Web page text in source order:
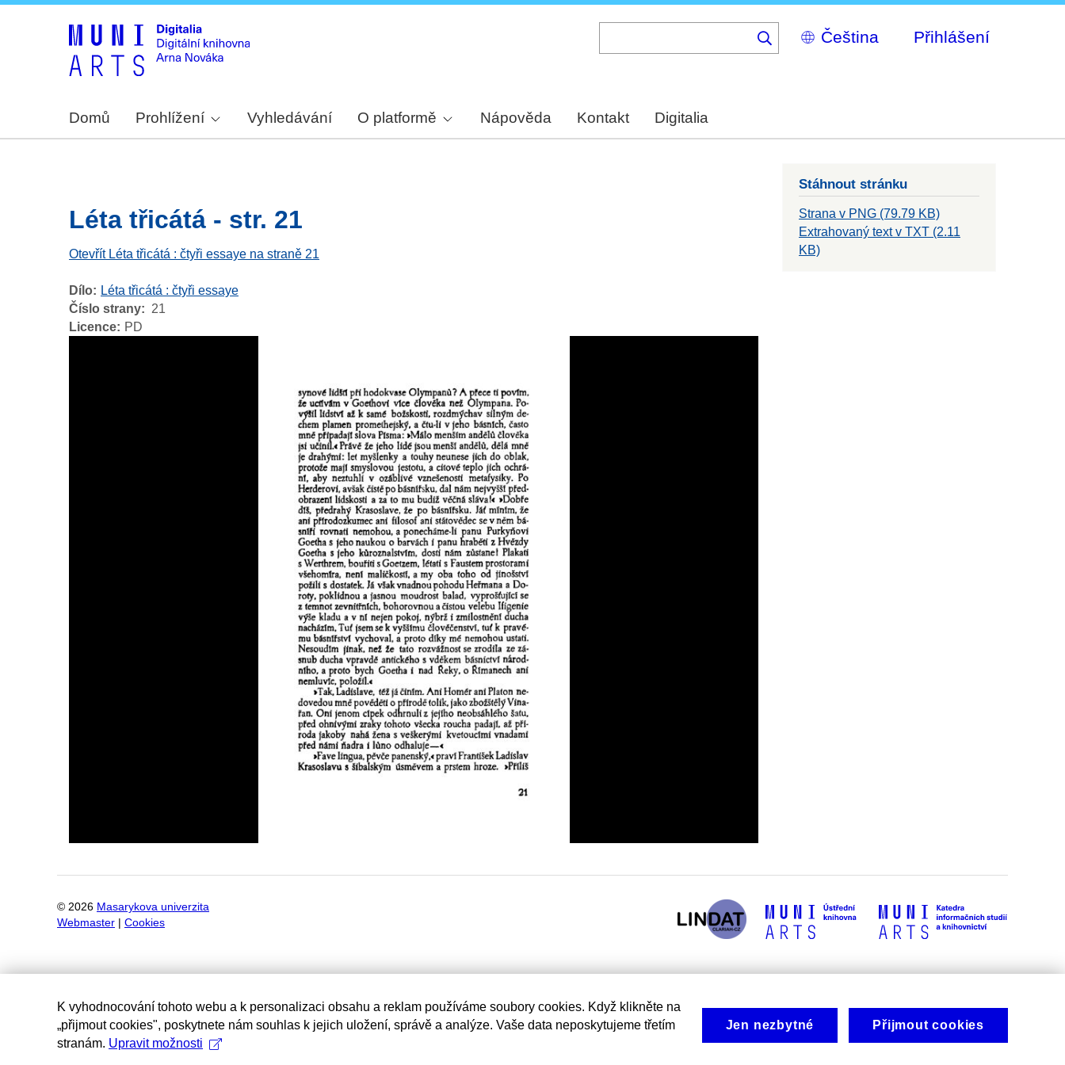
Select
your
Přihlášení
Domů Prohlížení Vyhledávání O platformě Nápověda Kontakt Digitalia
Léta třicátá - str. 21
Otevřít Léta třicátá : čtyři essaye na straně 21
Dílo
Léta třicátá : čtyři essaye
Číslo strany
21
Licence
PD
Stáhnout stránku
Strana v PNG (79.79 KB)
Extrahovaný text v TXT (2.11
KB)
© 2026 Masarykova univerzita
Webmaster
Cookies
K vyhodnocování tohoto webu a k personalizaci obsahu a reklam používáme soubory cookies. Když klikněte na
„přijmout cookies", poskytnete nám souhlas k jejich uložení, správě a analýze. Vaše data neposkytujeme třetím
stranám. Upravit možnosti
Jen nezbytné Přijmout cookies